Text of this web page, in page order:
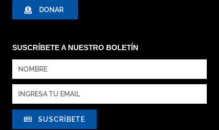
DONAR
SUSCRÍBETE A NUESTRO BOLETÍN
SUSCRÍBETE